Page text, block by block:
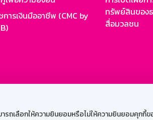
เลือกให้ความยินยอมหรือไม่ให้ความยินยอมคุกกี้ข
การเงินมืออาชีพ (CMC by
ทรัพย์สินของ
สื่อมวลชน